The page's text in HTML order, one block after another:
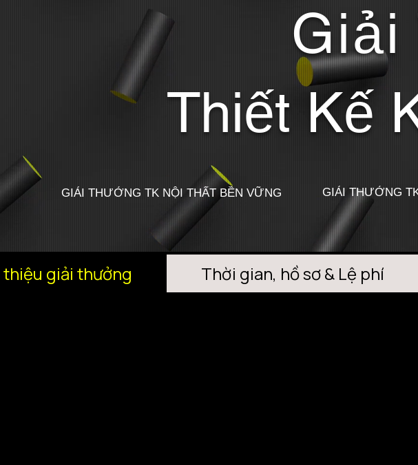
Thiết Kế
GIẢI THƯỞNG
GIẢI THƯỞNG TK NỘI THẤT BỀN VỮNG
thiệu giải thưởng Thời gian, hồ sơ & Lệ phí